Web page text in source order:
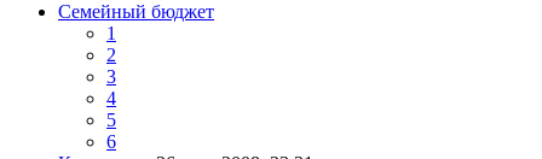
Семейный бюджет
1
2
3
4
5
6